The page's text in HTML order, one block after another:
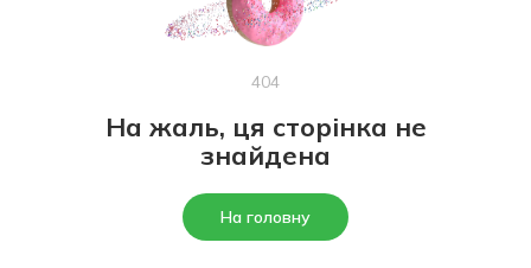
404
На жаль, ця сторінка не
знайдена
На головну